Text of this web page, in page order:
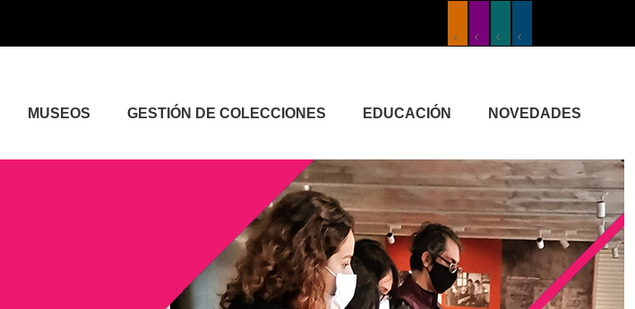
MUSEOS GESTIÓN DE COLECCIONES EDUCACIÓN NOVEDADES